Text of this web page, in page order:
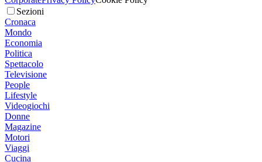
Sezioni
Cronaca
Mondo
Economia
Politica
Spettacolo
Televisione
People
Lifestyle
Videogiochi
Donne
Magazine
Motori
Viaggi
Cucina